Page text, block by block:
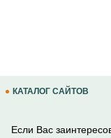
КАТАЛОГ САЙТОВ
Если Вас